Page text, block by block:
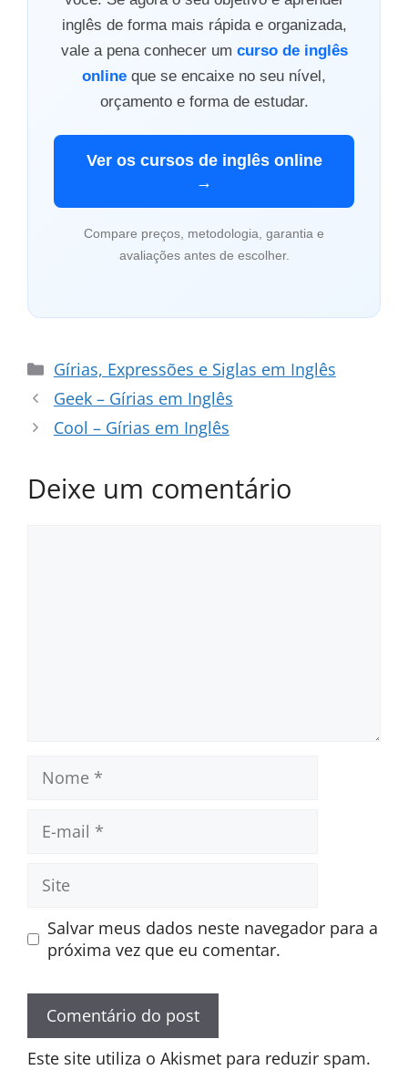
inglês de forma mais rápida e organizada,
vale a pena conhecer um curso de inglês
online que se encaixe no seu nível,
orçamento e forma de estudar.
Ver os cursos de inglês online
→
Compare preços, metodologia, garantia e
avaliações antes de escolher.
Categorias
Gírias, Expressões e Siglas em Inglês
Geek – Gírias em Inglês
Cool – Gírias em Inglês
Deixe um comentário
mail
Site
Salvar meus dados neste navegador para a
próxima vez que eu comentar.
Este site utiliza o Akismet para reduzir spam.